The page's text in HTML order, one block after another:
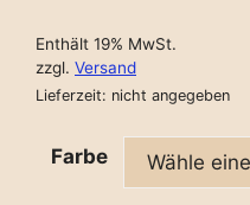
Enthält 19% MwSt.
zzgl. Versand
Lieferzeit: nicht angegeben
Farbe